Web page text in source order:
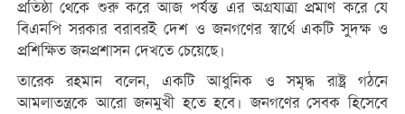
প্রতিষ্ঠা থেকে শুরু করে আজ পর্যন্ত এর অগ্রযাত্রা প্রমাণ করে যে
বিএনপি সরকার বরাবরই দেশ ও জনগণের স্বার্থে একটি সুদক্ষ ও
প্রশিক্ষিত জনপ্রশাসন দেখতে চেয়েছে।
তারেক রহমান বলেন, একটি আধুনিক ও সমৃদ্ধ রাষ্ট্র গঠনে
আমলাতন্ত্রকে আরো জনমুখী হতে হবে। জনগণের সেবক হিসেবে